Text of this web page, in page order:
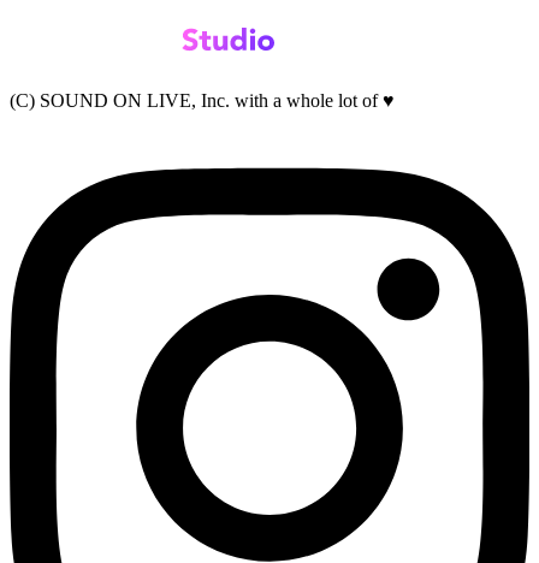
(C) SOUND ON LIVE, Inc. with a whole lot of ♥